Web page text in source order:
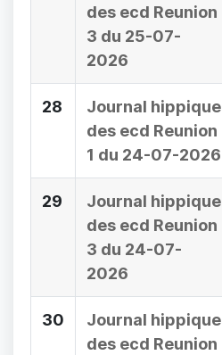
des ecd Reunion
3 du 25-07-
2026
28
Journal hippique
des ecd Reunion
1 du 24-07-2026
29
Journal hippique
des ecd Reunion
3 du 24-07-
2026
30
Journal hippique
des ecd Reunion